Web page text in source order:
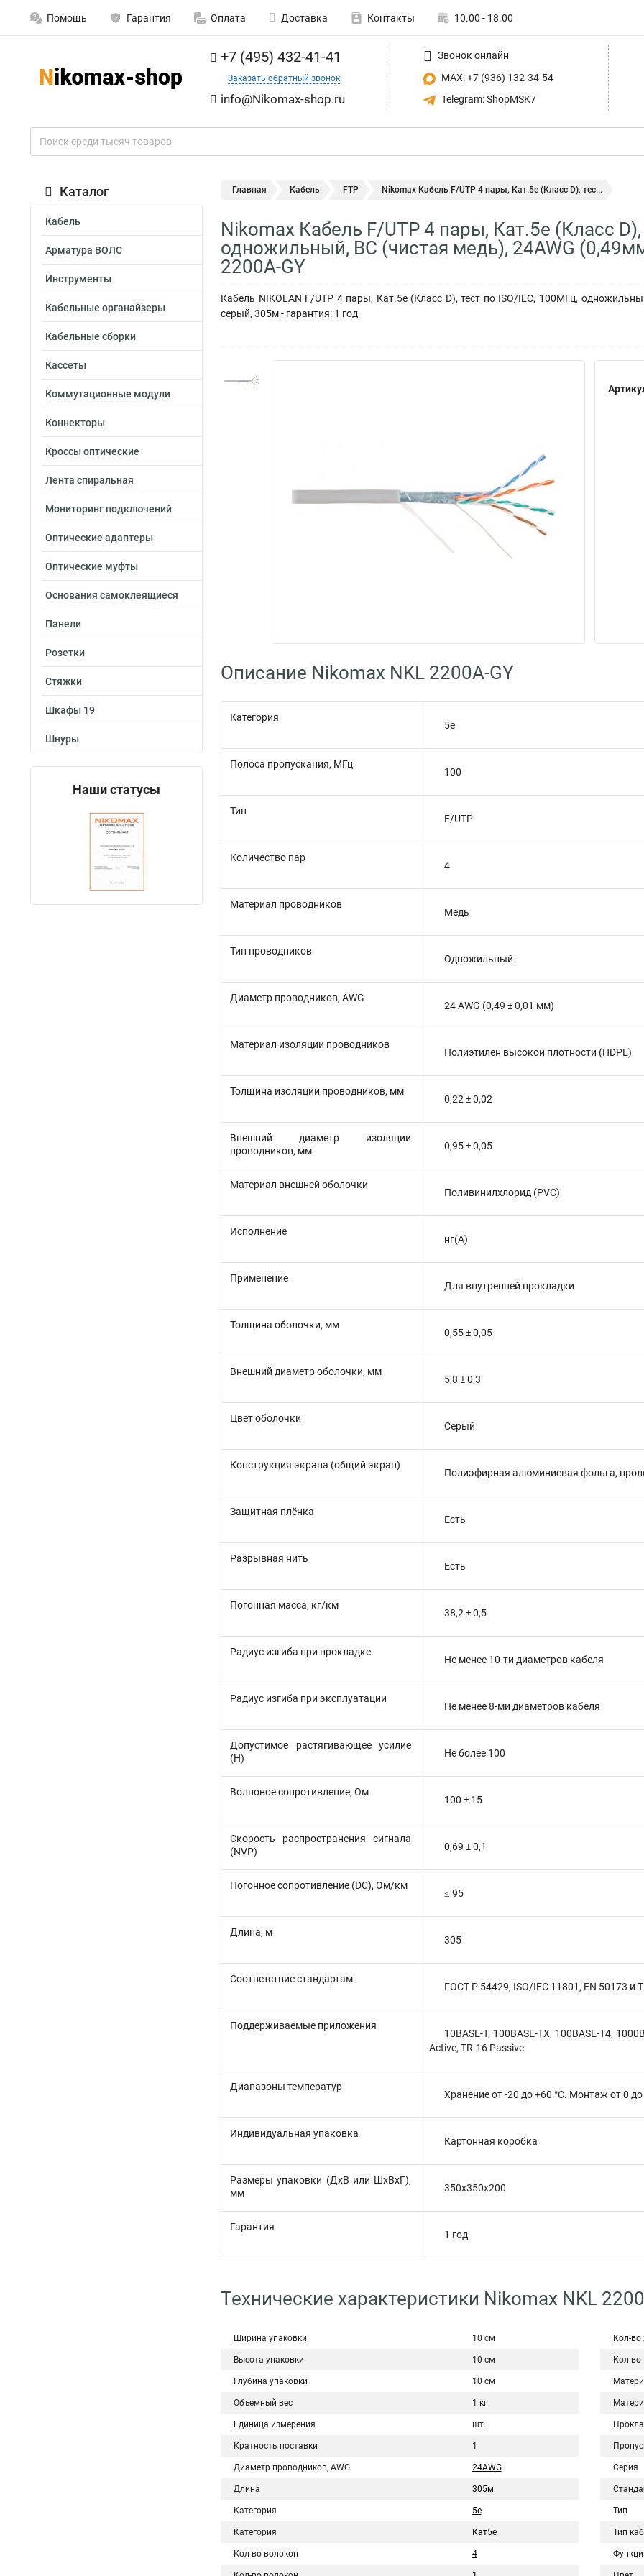
Помощь Гарантия Оплата Доставка Контакты 10.00 - 18.00
+7 (495) 432-41-41
Заказать обратный звонок
info@Nikomax-shop.ru
Звонок онлайн
MAX: +7 (936) 132-34-54
Telegram: ShopMSK7
Каталог
Кабель
Арматура ВОЛС
Инструменты
Кабельные органайзеры
Кабельные сборки
Кассеты
Коммутационные модули
Коннекторы
Кроссы оптические
Лента спиральная
Мониторинг подключений
Оптические адаптеры
Оптические муфты
Основания самоклеящиеся
Панели
Розетки
Стяжки
Шкафы 19
Шнуры
Наши статусы
Главная Кабель FTP Nikomax Кабель F/UTP 4 пары, Кат.5e (Класс D), тес...
Nikomax Кабель F/UTP 4 пары, Кат.5e (Класс
одножильный, BC (чистая медь), 24AWG
2200A-GY
Кабель NIKOLAN F/UTP 4 пары, Кат.5e (Класс D), тест по ISO/IEC, 100МГц,
серый, 305м - гарантия: 1 год
Описание Nikomax NKL 2200A-GY
Категория
5e
Полоса пропускания, МГц
100
Тип
F/UTP
Количество пар
4
Материал проводников
Медь
Тип проводников
Одножильный
Диаметр проводников, AWG
24 AWG (0,49 ± 0,01 мм)
Материал изоляции проводников
Полиэтилен высокой плотности (HDPE)
Толщина изоляции проводников, мм
0,22 ± 0,02
Внешний диаметр изоляции
проводников, мм
0,95 ± 0,05
Материал внешней оболочки
Поливинилхлорид (PVC)
Исполнение
нг(A)
Применение
Для внутренней прокладки
Толщина оболочки, мм
0,55 ± 0,05
Внешний диаметр оболочки, мм
5,8 ± 0,3
Цвет оболочки
Серый
Конструкция экрана (общий экран)
Полиэфирная алюминиевая фольга,
Защитная плёнка
Есть
Разрывная нить
Есть
Погонная масса, кг/км
38,2 ± 0,5
Радиус изгиба при прокладке
Не менее 10-ти диаметров кабеля
Радиус изгиба при эксплуатации
Не менее 8-ми диаметров кабеля
Допустимое растягивающее усилие
(H)
Не более 100
Волновое сопротивление, Ом
100 ± 15
Скорость распространения сигнала
(NVP)
0,69 ± 0,1
Погонное сопротивление (DC), Ом/км
≤ 95
Длина, м
305
Соответствие стандартам
ГОСТ Р 54429, ISO/IEC 11801, EN 50173 и
Поддерживаемые приложения
10BASE-T, 100BASE-TX, 100BASE-T4,
Active, TR-16 Passive
Диапазоны температур
Хранение от -20 до +60 °C. Монтаж от 0
Индивидуальная упаковка
Картонная коробка
Размеры упаковки (ДхВ или ШхВхГ),
мм
350x350x200
Гарантия
1 год
Технические характеристики Nikomax NKL
Ширина упаковки 10 см
Высота упаковки 10 см
Глубина упаковки 10 см
Объемный вес 1 кг
Единица измерения шт.
Кратность поставки 1
Диаметр проводников, AWG 24AWG
Длина 305м
Категория 5e
Категория Кат5e
Кол-во волокон 4
Кол-во
Кол-во
Серия
Тип
Тип